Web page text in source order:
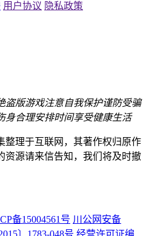
用户协议 隐私政策
盗版游戏注意自我保护谨防受骗
身合理安排时间享受健康生活
整理于互联网，其著作权归原作
资源请来信告知，我们将及时撤
备15004561号 川公网安备